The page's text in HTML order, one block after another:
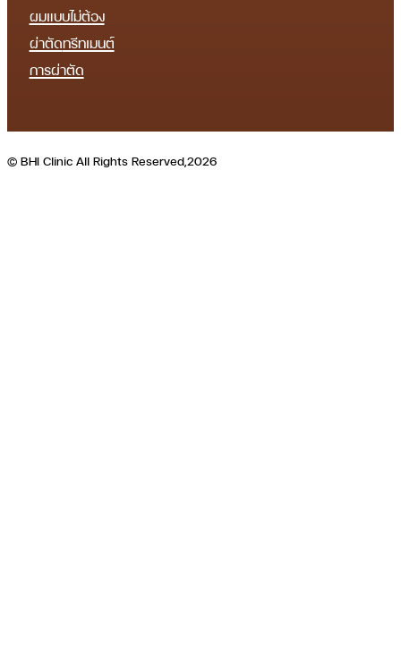
ผมแบบไม่ต้อง
ผ่าตัดทรีทเมนต์
การผ่าตัด
© BHI Clinic All Rights Reserved,2026